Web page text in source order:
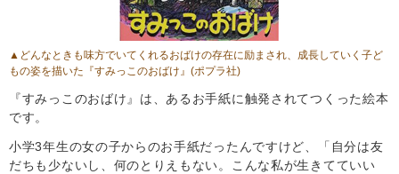
▲どんなときも味方でいてくれるおばけの存在に励まされ、成長していく子ど
もの姿を描いた 『すみっこのおばけ』 (ポプラ社)
『すみっこのおばけ』は、あるお手紙に触発されてつくった絵本
です。
小学3年生の女の子からのお手紙だったんですけど、「自分は友
だちも少ないし、何のとりえもない。こんな私が生きてていい